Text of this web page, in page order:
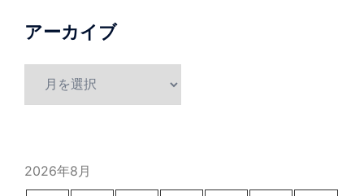
アーカイブ
2026年8月